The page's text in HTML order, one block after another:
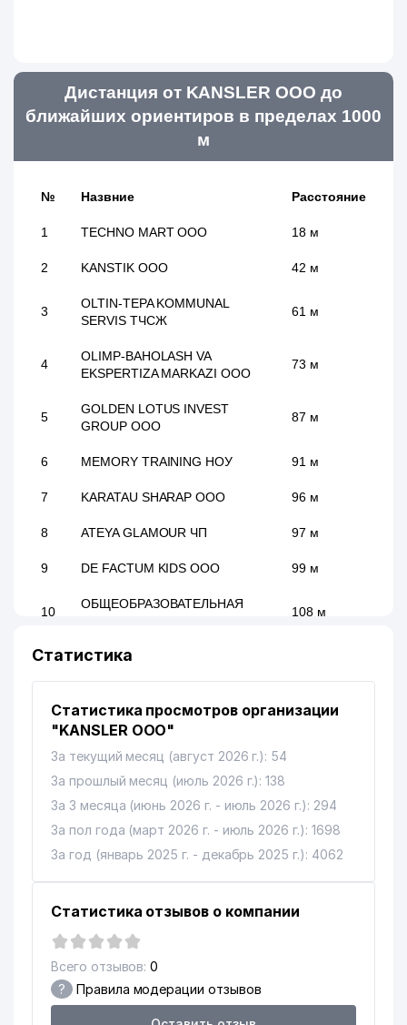
Дистанция от KANSLER ООО до
ближайших ориентиров в пределах 1000
м
№ Назвние Расстояние
1 TECHNO MART ООО 18 м
2 KANSTIK ООО 42 м
3
OLTIN-TEPA KOMMUNAL
SERVIS ТЧСЖ
61 м
4
OLIMP-BAHOLASH VA
EKSPERTIZA MARKAZI ООО
73 м
5
GOLDEN LOTUS INVEST
GROUP ООО
87 м
6 MEMORY TRAINING НОУ 91 м
7 KARATAU SHARAP ООО 96 м
8 ATEYA GLAMOUR ЧП 97 м
9 DE FACTUM KIDS ООО 99 м
10
ОБЩЕОБРАЗОВАТЕЛЬНАЯ
108 м
11 A.AVLONIY ТСЖ
13 DIGITAL SERVIS PLUS ЧП
14 BUSINESS JET ООО
15 STYLE ILYOS ЧП 133 м
16 BANAM KIM ООО 133 м
ООО
18
MAKINALARI SANAYI VE
ПРЕДСТАВИТЕЛЬСТВО
МИРОБОД ДЕХКОН БОЗОРИ
Статистика
Статистика просмотров организации
"KANSLER ООО"
За текущий месяц (август 2026 г.): 54
За прошлый месяц (июль 2026 г.): 138
За 3 месяца (июнь 2026 г. - июль 2026 г.): 294
За пол года (март 2026 г. - июль 2026 г.): 1698
За год (январь 2025 г. - декабрь 2025 г.): 4062
Статистика отзывов о компании
Всего отзывов: 0
? Правила модерации отзывов